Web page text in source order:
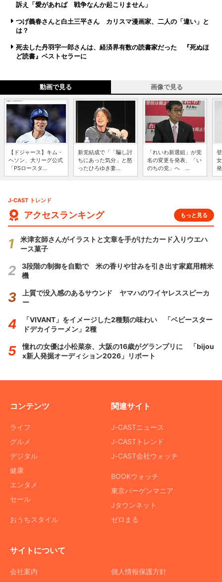
訴え「愛があれば 戦争なんか起こりません」
つげ義春さんと白土三平さん カリスマ漫画家、二人の「違い」と
は？
死去した丹羽宇一郎さんは、経済界有数の読書家だった 『死ぬほ
ど読書』ベストセラーに
動画で見る 画像で見る
【ドジャース】キム・
ヘソン、大リーグ公式
「PSロースタ...
新党結成で「「騙し討
ちにあった気分」と怒
ったひろゆき妻...
「れいわ新選組」が党
名の変更を発表、「い
のちの党」へ ...
J-CAST トレンド
アクセスランキング もっと見る
米津玄師さんがイラストと文章を手がけたカード入りウエハ
ース菓子
3段階の制御を自動で 米の香りや甘みを引き出す家庭用精米
機
上質で没入感のあるサウンド ヤマハのワイヤレススピーカ
ー
「VIVANT」をイメージした2種類の味わい 「ベビースター
ドデカイラーメン」2種
憧れの女優は小松菜奈、大阪の16歳がグランプリに 「bijou
x新人発掘オーディション2026」リポート
コンテンツ
ライフ
グルメ
デジタル
健康
エンタメ
セール
おうちスタイル
関連サイト
J-CASTニュース
J-CASTトレンド
J-CAST会社ウォッチ
BOOKウォッチ
東京バーゲンマニア
Jタウンネット
ゼロまる
サイトについて
会社案内
個人情報保護方針